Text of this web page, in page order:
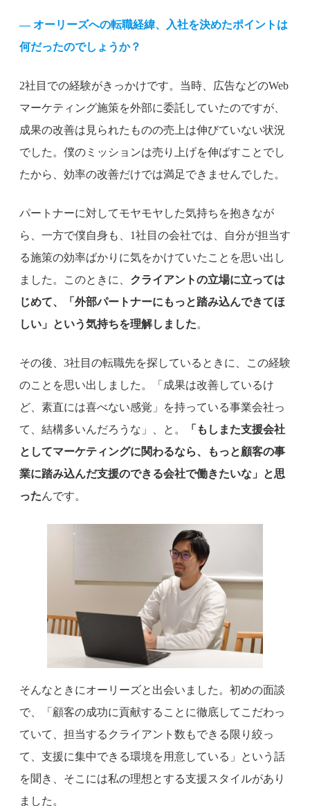
— オーリーズへの転職経緯、入社を決めたポイントは
何だったのでしょうか？
2社目での経験がきっかけです。当時、広告などのWeb
マーケティング施策を外部に委託していたのですが、
成果の改善は見られたものの売上は伸びていない状況
でした。僕のミッションは売り上げを伸ばすことでし
たから、効率の改善だけでは満足できませんでした。
パートナーに対してモヤモヤした気持ちを抱きなが
ら、一方で僕自身も、1社目の会社では、自分が担当す
る施策の効率ばかりに気をかけていたことを思い出し
ました。このときに、 クライアントの立場に立っては
じめて、「外部パートナーにもっと踏み込んできてほ
しい」という気持ちを理解しました。
その後、3社目の転職先を探しているときに、この経験
のことを思い出しました。「成果は改善しているけ
ど、素直には喜べない感覚」を持っている事業会社っ
て、結構多いんだろうな」、と。
「もしまた支援会社
としてマーケティングに関わるなら、もっと顧客の事
業に踏み込んだ支援のできる会社で働きたいな」と思
ったんです。
そんなときにオーリーズと出会いました。初めの面談
で、「顧客の成功に貢献することに徹底してこだわっ
ていて、担当するクライアント数もできる限り絞っ
て、支援に集中できる環境を用意している」という話
を聞き、そこには私の理想とする支援スタイルがあり
ました。